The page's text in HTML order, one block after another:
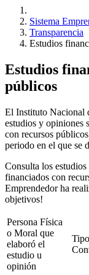
Sistema
Transparencia
Estudios
Estudios
públicos
El Instituto Nacional
estudios y opiniones
con recursos
periodo en el que se
Consulta los
financiados con
Emprendedor ha
objetivos!
Persona Física
o Moral que
elaboró el
estudio u
opinión